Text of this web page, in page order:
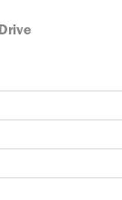
Drive